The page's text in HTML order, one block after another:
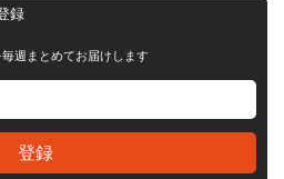
録
週まとめてお届けします